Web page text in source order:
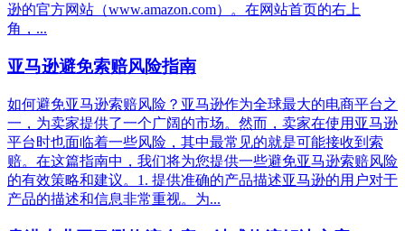
逊的官方网站（www.amazon.com）。在网站首页的右上
角，...
亚马逊避免索赔风险指南
如何避免亚马逊索赔风险？亚马逊作为全球最大的电商平台之
一，为卖家提供了一个广阔的市场。然而，卖家在使用亚马逊
平台时也面临着一些风险，其中最常见的就是可能接收到索
赔。在这篇指南中，我们将为您提供一些避免亚马逊索赔风险
的有效策略和建议。1. 提供准确的产品描述亚马逊的用户对于
产品的描述和信息非常重视。为...